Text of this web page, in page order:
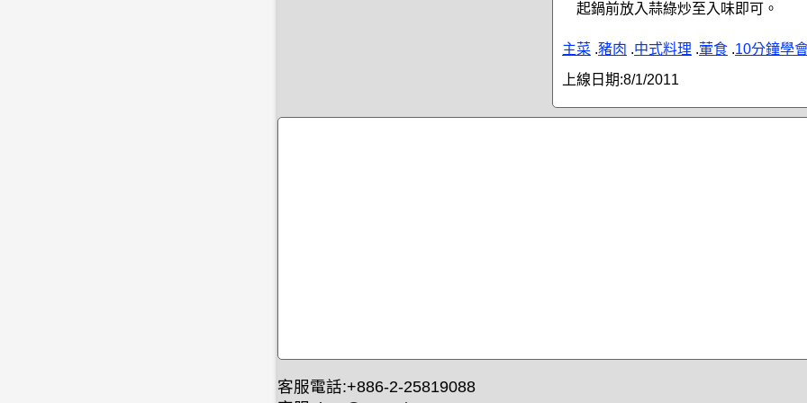
起鍋前放入蒜綠炒至入味即可。
主菜 .豬肉 .中式料理 .葷食 .10分鐘學
上線日期:8/1/2011
客服電話:+886-2-25819088